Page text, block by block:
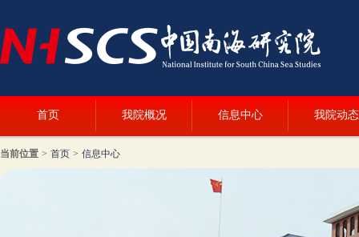
首页 我院概况 信息中心 我院动态
当前位置 > 首页 > 信息中心